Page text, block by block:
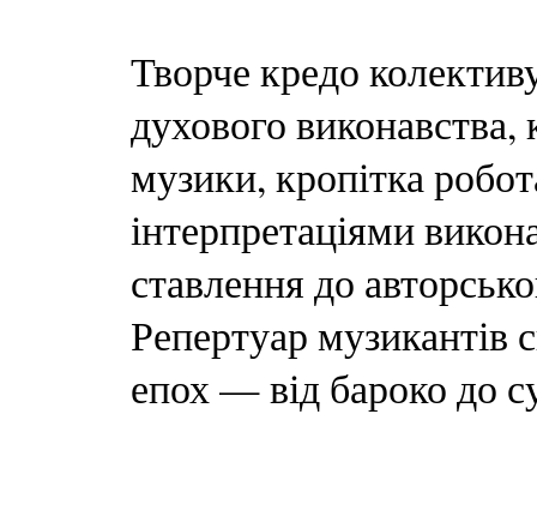
Творче кредо
духового виконавства,
музики, кропітка
інтерпретаціями
ставлення до
Репертуар музикантів
епох — від бароко до